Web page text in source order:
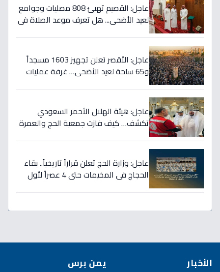
عاجل: القصيم تهيئ 808 مصليات وجوامع
لعيد الأضحى... هل تعرف موعد الصلاة في
عاجل: الأقصر تعلن تجهيز 1603 مسجداً
و65 ساحة لعيد الأضحى… غرفة عمليات
عاجل: هيئة الهلال الأحمر السعودي
تكشف… كيف فازت جمعية الحج والعمرة
عاجل: وزارة الحج تعلن قراراً تاريخياً.. بقاء
الحجاج في المخيمات حتى 4 عصراً لأول
الأخبار يمن برس